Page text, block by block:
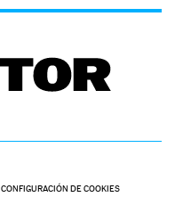
CONFIGURACIÓN DE COOKIES